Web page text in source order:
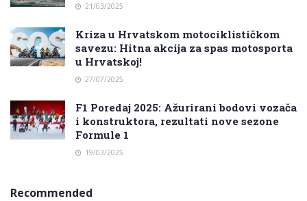
21/03/2025
Kriza u Hrvatskom motociklističkom
savezu: Hitna akcija za spas motosporta
u Hrvatskoj!
27/07/2025
F1 Poredaj 2025: Ažurirani bodovi vozača
i konstruktora, rezultati nove sezone
Formule 1
19/03/2025
Recommended